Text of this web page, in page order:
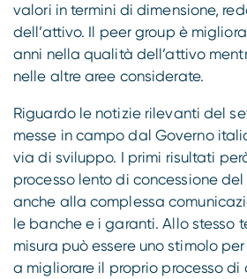
valori in termini di dimensione,
dell’attivo. Il peer group è
anni nella qualità dell’attivo
nelle altre aree considerate.
Riguardo le notizie rilevanti del
messe in campo dal Governo
via di sviluppo. I primi risultati
processo lento di concessione
anche alla complessa
le banche e i garanti. Allo stesso
misura può essere uno stimolo
a migliorare il proprio processo di